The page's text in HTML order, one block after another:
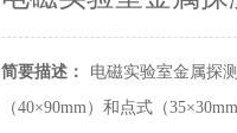
简要描述：
电磁实验室金属探
（40×90mm）和点式（